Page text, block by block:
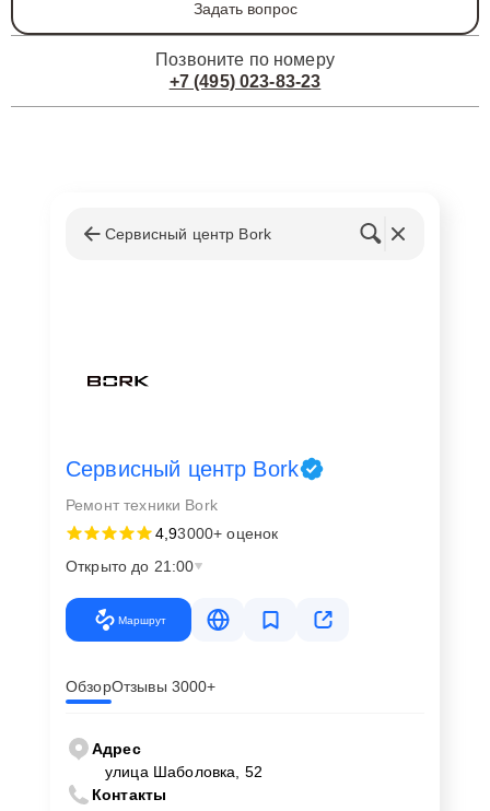
Задать вопрос
Позвоните по номеру
+7 (495) 023-83-23
Сервисный центр Bork
Сервисный центр Bork
Ремонт техники Bork
4,93000+ оценок
Открыто до 21:00
Маршрут
ОбзорОтзывы 3000+
Адрес
улица Шаболовка, 52
Контакты